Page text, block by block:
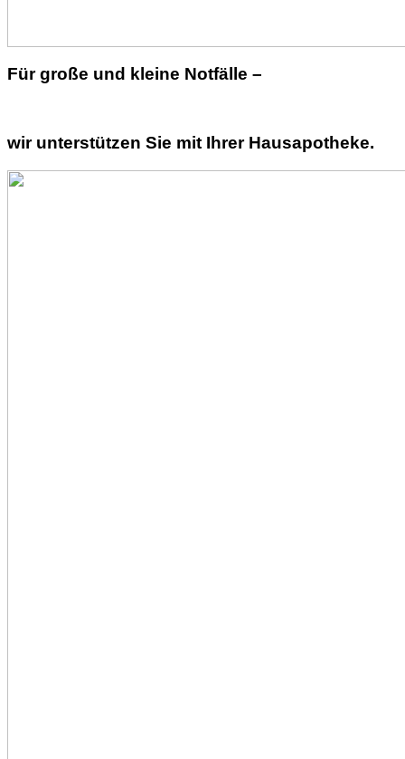
Für große und kleine Notfälle –
wir unterstützen Sie mit Ihrer Hausapotheke.